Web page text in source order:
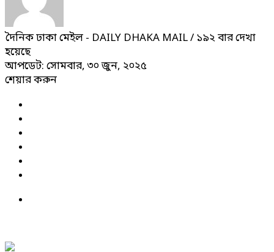
দৈনিক ঢাকা মেইল - DAILY DHAKA MAIL/ ১৯২ বার দেখা
হয়েছে
আপডেট: সোমবার, ৩০ জুন, ২০২৫
শেয়ার করুন